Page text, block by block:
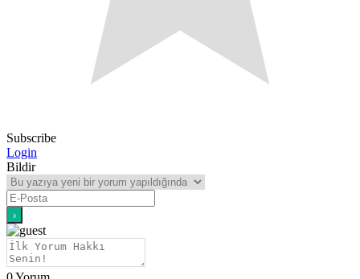
Subscribe
Login
Bildir